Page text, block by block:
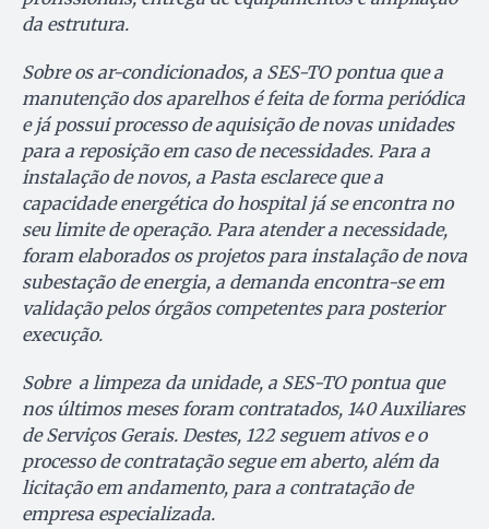
da estrutura.
Sobre os ar-condicionados, a SES-TO pontua que a
manutenção dos aparelhos é feita de forma periódica
e já possui processo de aquisição de novas unidades
para a reposição em caso de necessidades. Para a
instalação de novos, a Pasta esclarece que a
capacidade energética do hospital já se encontra no
seu limite de operação. Para atender a necessidade,
foram elaborados os projetos para instalação de nova
subestação de energia, a demanda encontra-se em
validação pelos órgãos competentes para posterior
execução.
Sobre a limpeza da unidade, a SES-TO pontua que
nos últimos meses foram contratados, 140 Auxiliares
de Serviços Gerais. Destes, 122 seguem ativos e o
processo de contratação segue em aberto, além da
licitação em andamento, para a contratação de
empresa especializada.